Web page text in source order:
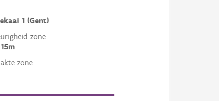
1 (Gent)
zone
zone